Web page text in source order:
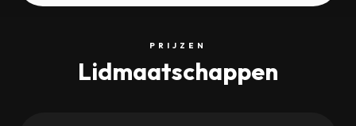
PRIJZEN
Lidmaatschappen